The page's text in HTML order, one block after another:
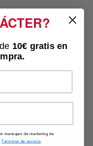
10€ gratis en
mensajes de marketing de
Términos de servicio